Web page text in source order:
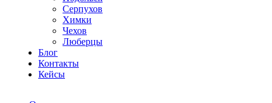
Серпухов
Химки
Чехов
Люберцы
Блог
Контакты
Кейсы